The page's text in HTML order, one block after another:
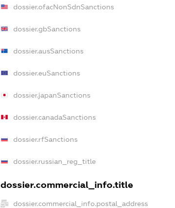
dossier.ofacNonSdnSanctions
dossier.gbSanctions
dossier.ausSanctions
dossier.euSanctions
dossier.japanSanctions
dossier.canadaSanctions
dossier.rfSanctions
dossier.russian_reg_title
dossier.commercial_info.title
dossier.commercial_info.postal_address